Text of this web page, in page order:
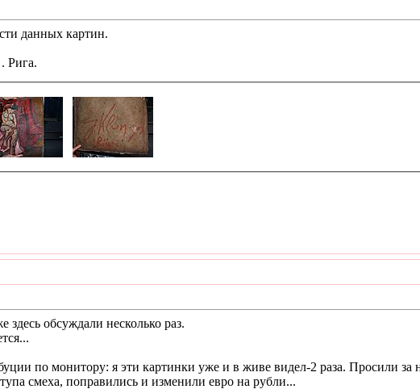
данных картин.
Рига.
здесь обсуждали несколько раз.
по монитору: я эти картинки уже и в живе видел-2 раза. Просили за
смеха, поправились и изменили евро на рубли...